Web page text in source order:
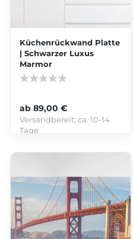
Küchenrückwand Platte
| Schwarzer Luxus
Marmor
ab 89,00 €
Versandbereit:ca. 10-14
Tage